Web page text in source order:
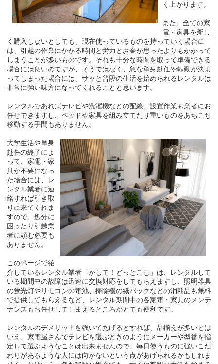
く上がります。
また、全ての家
電・家具を新し
く購入しないとしても、現在使っているものを持っていく場合に
は、引越の作業にかかる時間と労力とお金が思ったよりもかかって
しまうことが多いものです。それも十分な時間を取って準備できる
場合には良いのですが、そうではなく、急な単身赴任や転勤が決ま
ってしまった場合には、サッと普段の生活を始められるレンタルは
非常に強い味方になってくれることと思います。
レンタルであればテレビや洗濯機などの配線、設置作業も業者にお
任せできますし、ベッドや家具を組み立てたり重いものをあちこち
移動する手間もありません。
大学生活や単身
赴任の終了によ
って、家電・家
具が不要になっ
た場合には、レ
ンタル業者に連
絡すれば引き取
りに来てくれま
すので、処分に
困ったり引越業
者に頼む必要も
ありません。
このページで紹
介しているレンタル業者「かして！どっとこむ」は、レンタルして
いる期間中の故障は迅速に交換対応をしてもらえますし、照明器具
の蛍光灯やリモコンの電池、掃除機の紙パックなどの消耗品も無料
で提供してもらえるなど、レンタル期間中の各家電・家具のメンテ
ナンスもお任せしてしまえるところがとても便利です。
レンタルのデメリットを強いてあげるとすれば、品揃えが多いとは
いえ、家電屋さんでテレビを選ぶときのようにメーカーや型番を指
定して選ぶようなことは出来ませんので、毎日使うものに強いこだ
わりがあるような人には向かないという点があげられるかもしれま